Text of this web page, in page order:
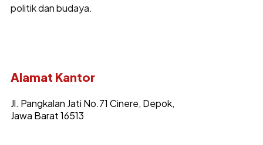
politik dan budaya.
Alamat Kantor
Jl. Pangkalan Jati No.71 Cinere, Depok,
Jawa Barat 16513